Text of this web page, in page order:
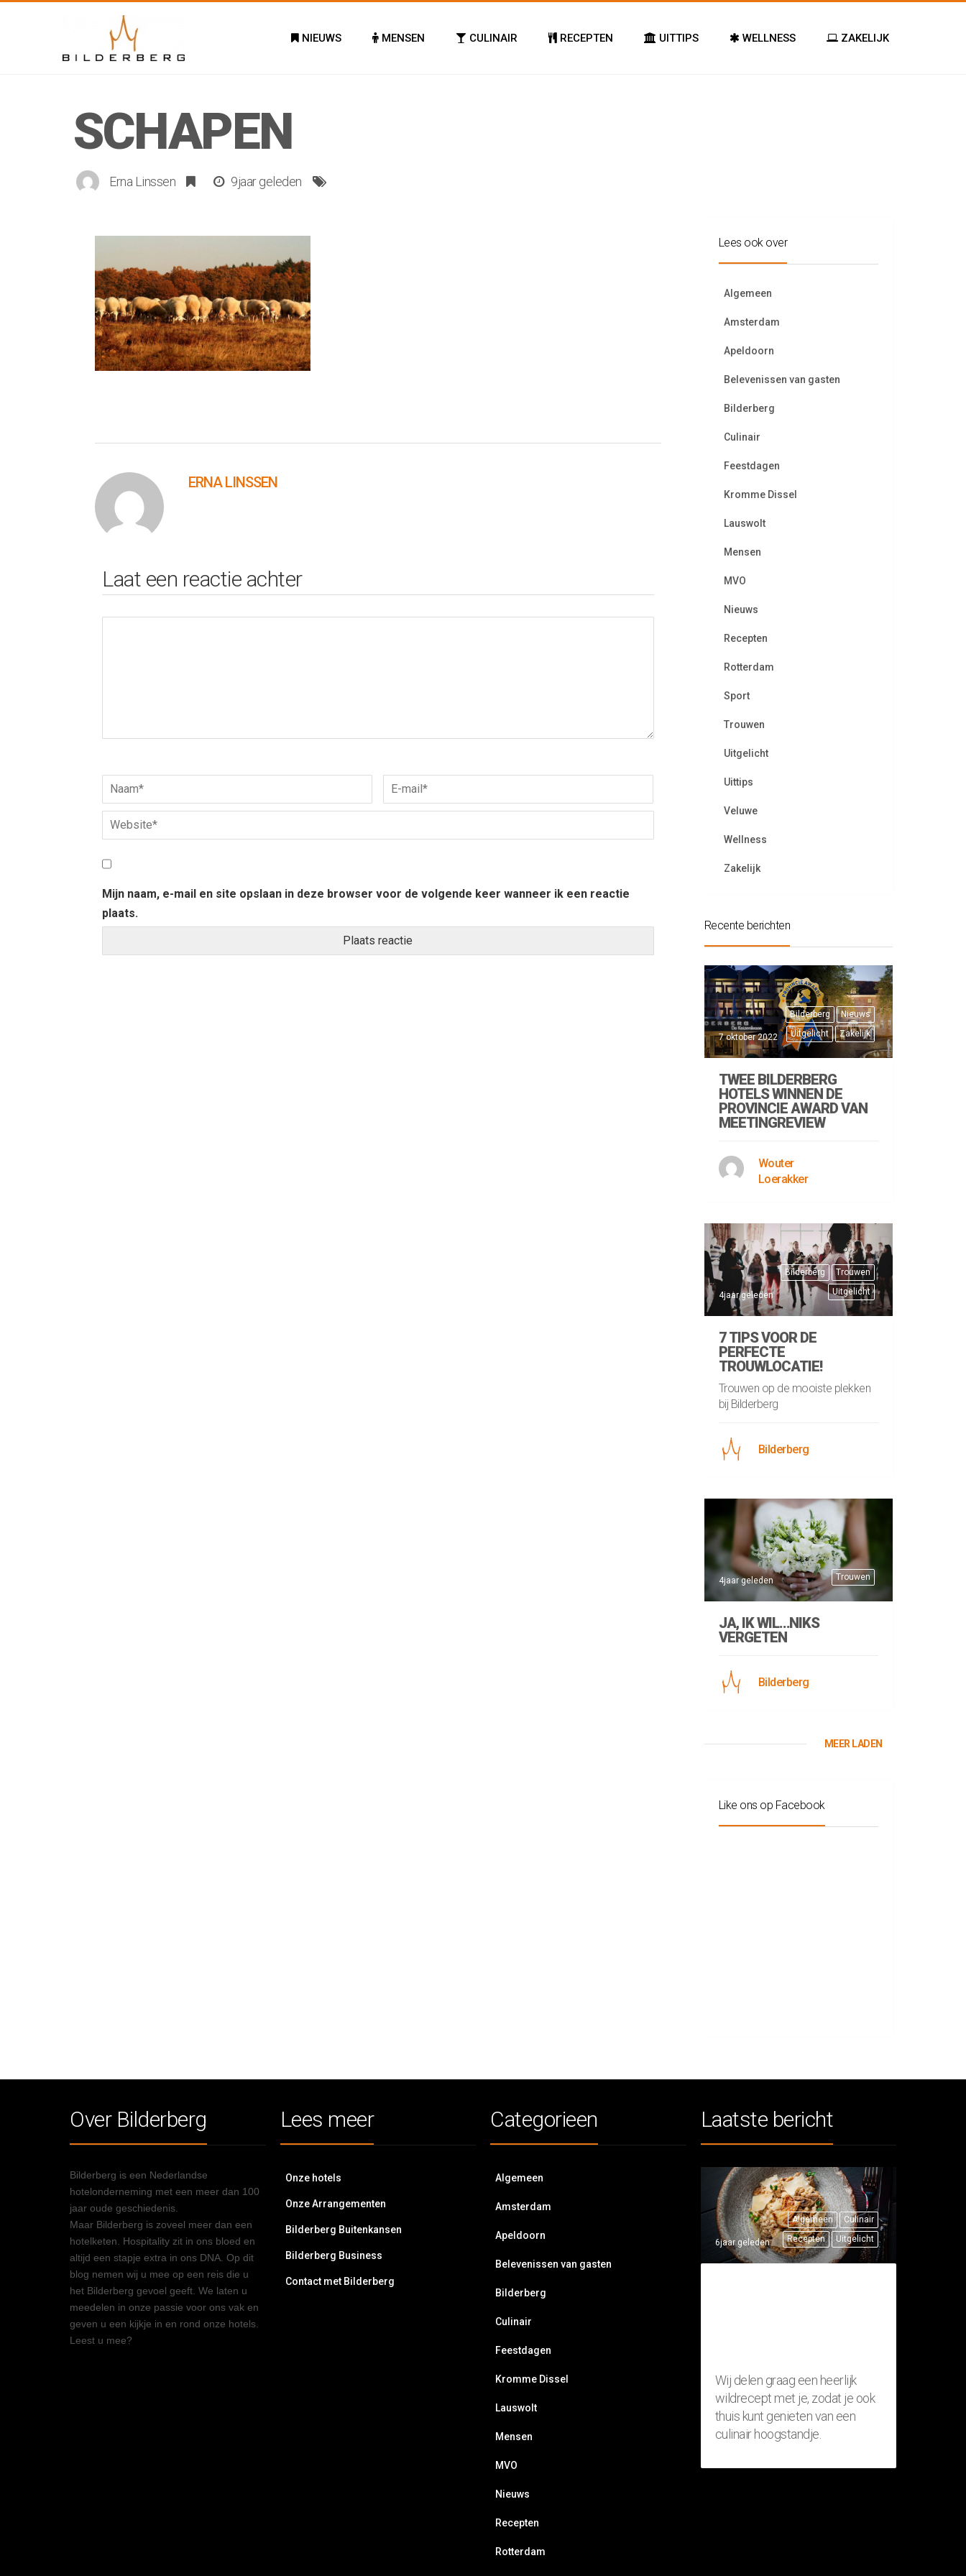
NIEUWS MENSEN CULINAIR RECEPTEN UITTIPS WELLNESS ZAKELIJK
SCHAPEN
Erna Linssen 9jaar geleden
ERNA LINSSEN
Laat een reactie achter
Mijn naam, e-mail en site opslaan in deze browser voor de volgende keer wanneer ik een reactie
plaats.
Lees ook over
Algemeen
Amsterdam
Apeldoorn
Belevenissen van gasten
Bilderberg
Culinair
Feestdagen
Kromme Dissel
Lauswolt
Mensen
MVO
Nieuws
Recepten
Rotterdam
Sport
Trouwen
Uitgelicht
Uittips
Veluwe
Wellness
Zakelijk
Recente berichten
Bilderberg
Nieuws
Uitgelicht
Zakelijk
7 oktober 2022
TWEE BILDERBERG
HOTELS WINNEN DE
PROVINCIE AWARD VAN
MEETINGREVIEW
Wouter
Loerakker
Bilderberg
Trouwen
Uitgelicht
4jaar geleden
7 TIPS VOOR DE
PERFECTE
TROUWLOCATIE!
Trouwen op de mooiste plekken
bij Bilderberg
Bilderberg
Trouwen
4jaar geleden
JA, IK WIL…NIKS
VERGETEN
Bilderberg
MEER LADEN
Like ons op Facebook
Over Bilderberg
Bilderberg is een Nederlandse
hotelonderneming met een meer dan 100
jaar oude geschiedenis.
Maar Bilderberg is zoveel meer dan een
hotelketen. Hospitality zit in ons bloed en
altijd een stapje extra in ons DNA. Op dit
blog nemen wij u mee op een reis die u
het Bilderberg gevoel geeft. We laten u
meedelen in onze passie voor ons vak en
geven u een kijkje in en rond onze hotels.
Leest u mee?
Lees meer
Onze hotels
Onze Arrangementen
Bilderberg Buitenkansen
Bilderberg Business
Contact met Bilderberg
Categorieen
Algemeen
Amsterdam
Apeldoorn
Belevenissen van gasten
Bilderberg
Culinair
Feestdagen
Kromme Dissel
Lauswolt
Mensen
MVO
Nieuws
Recepten
Rotterdam
Laatste bericht
Algemeen
Culinair
Recepten
Uitgelicht
6jaar geleden
Wij delen graag een heerlijk
wildrecept met je, zodat je ook
thuis kunt genieten van een
culinair hoogstandje.